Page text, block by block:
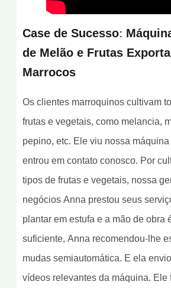
Case de Sucesso:
de Melão e Frutas
Marrocos
Os clientes marroquinos cultivam
frutas e vegetais, como melancia,
pepino, etc. Ele viu nossa
entrou em contato conosco. Por
tipos de frutas e vegetais, nossa
negócios Anna prestou seus
plantar em estufa e a mão de obra
suficiente, Anna recomendou-lhe
mudas semiautomática. E ela
vídeos relevantes da máquina.